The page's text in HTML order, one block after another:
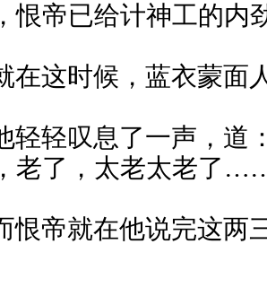
恨帝已给计神工的内
这时候，蓝衣蒙面
轻叹息了一声，道
老了，太老太老了
帝就在他说完这两